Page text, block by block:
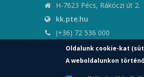
H-7623 Pécs, Rákóczi út 2.
kk.pte.hu
(+36) 72 536 000
kk.elnoki.hivatal@pte.hu
pte.hu
Oldalunk cookie-kat
A weboldalunkon